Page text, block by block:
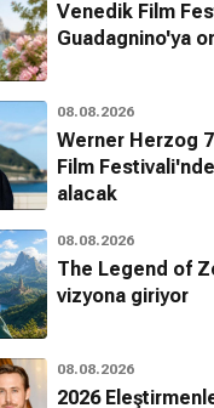
Venedik Film
Guadagnino'ya
08.08.2026
Werner Herzog
Film
alacak
08.08.2026
The Legend of
vizyona giriyor
08.08.2026
2026